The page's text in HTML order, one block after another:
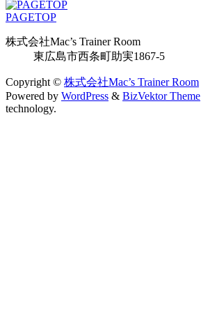
PAGETOP
株式会社Mac’s Trainer Room
東広島市西条町助実1867-5
Copyright © 株式会社Mac’s Trainer Room
Powered by WordPress & BizVektor Theme
technology.